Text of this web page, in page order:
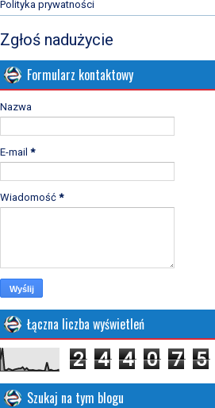
Polityka prywatności
Zgłoś nadużycie
Formularz kontaktowy
Nazwa
E-mail *
Wiadomość *
Łączna liczba wyświetleń
2 4 4 0 7 5
Szukaj na tym blogu